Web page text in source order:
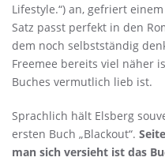
Lifestyle.“) an, gefriert
Satz passt perfekt in den
dem noch selbstständig
Freemee bereits viel näher
Buches vermutlich lieb ist.
Sprachlich hält Elsberg
ersten Buch „Blackout“.
man sich versieht ist das